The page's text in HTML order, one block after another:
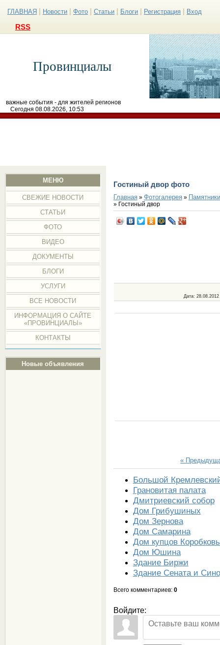
ГЛАВНАЯ Новости Фото Статьи Блоги Регистрация Вход
RSS
Провинциалы
важные события - для жителей регионов
Сегодня 08.08.2026, 10:53
МЕНЮ
СВЕЖИЕ НОВОСТИ
СТАТЬИ
ФОТО
ВИДЕО
ДОКУМЕНТЫ
БЛОГИ
УСЛУГИ
ВСЕ НОВОСТИ
ИНФОРМАЦИЯ О САЙТЕ
«ПРОВИНЦИАЛЫ»
КОНТАКТЫ
Новые объявления
Гостиный двор фото
Главная» Фотогалерея»
» Гостиный двор
Дата:
«
Большой
Грановитая палата
Дмитриевский собор
Дом Грибушиных
Дом Зернова
Дом Самарина
Дом купцов
Дом Юшина
Здание Биржи
Здание Сената и
Всего комментариев: 0
Войдите: